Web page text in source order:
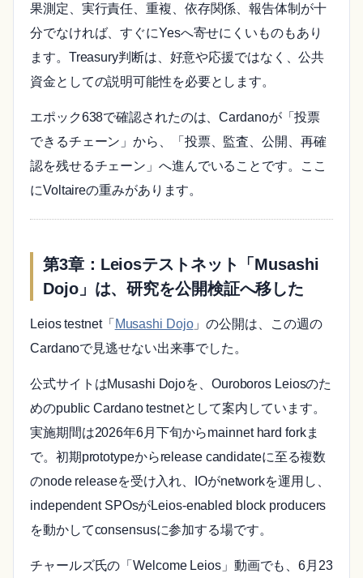
果測定、実行責任、重複、依存関係、報告体制が十
分でなければ、すぐにYesへ寄せにくいものもあり
ます。Treasury判断は、好意や応援ではなく、公共
資金としての説明可能性を必要とします。
エポック638で確認されたのは、Cardanoが「投票
できるチェーン」から、「投票、監査、公開、再確
認を残せるチェーン」へ進んでいることです。ここ
にVoltaireの重みがあります。
第3章：Leiosテストネット「Musashi
Dojo」は、研究を公開検証へ移した
Leios testnet「 Musashi Dojo」の公開は、この週の
Cardanoで見逃せない出来事でした。
公式サイトはMusashi Dojoを、Ouroboros Leiosのた
めのpublic Cardano testnetとして案内しています。
実施期間は2026年6月下旬からmainnet hard forkま
で。初期prototypeからrelease candidateに至る複数
のnode releaseを受け入れ、IOがnetworkを運用し、
independent SPOsがLeios-enabled block producers
を動かしてconsensusに参加する場です。
チャールズ氏の「Welcome Leios」動画でも、6月23